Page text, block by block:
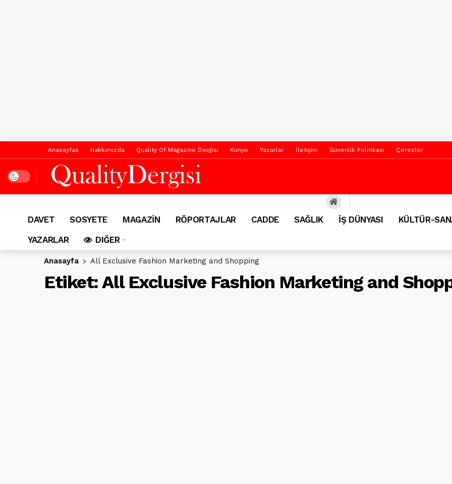
Anasayfas Hakkımızda Quality Of Magazine Dergisi Künye Yazarlar İletişim Güvenlik Politikası Çerezler
Dark mode
DAVET SOSYETE MAGAZİN RÖPORTAJLAR CADDE SAĞLIK İŞ DÜNYASI
KÜLTÜR-
YAZARLAR
DIĞER
Anasayfa All Exclusive Fashion Marketing and Shopping
Etiket:All Exclusive Fashion Marketing and